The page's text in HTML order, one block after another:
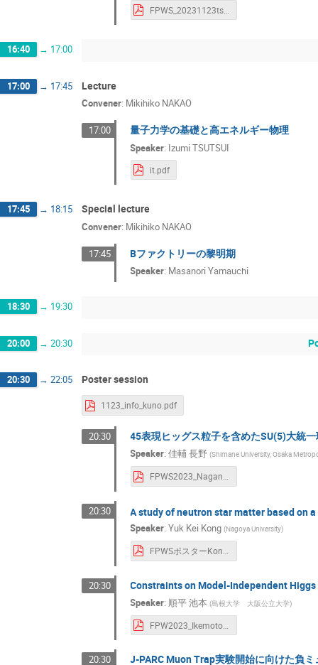
FPWS_20231123tsato.pdf
16:40 → 17:00
17:00 → 17:45 Lecture
Convener: Mikihiko NAKAO
17:00 量子力学の基礎と高エネルギー物理
Speaker: Izumi TSUTSUI
it.pdf
17:45 → 18:15 Special lecture
Convener: Mikihiko NAKAO
17:45 Bファクトリーの黎明期
Speaker: Masanori Yamauchi
18:30 → 19:30
20:00 → 20:30
20:30 → 22:05 Poster session
1123_info_kuno.pdf
20:30 45表現ヒッグス粒子を含めたSU(5)大統
Speaker:佳輔 長野 (Shimane University, Osaka
FPWS2023_Nagano.pdf
20:30 A study of neutron star matter based on
Speaker:Yuk Kei Kong (Nagoya University)
20:30 Constraints on Model-Independent
Speaker: 順平 池本 (島根大学 大阪公立大学)
FPW2023_Ikemoto.pdf
20:30 J-PARC Muon Trap実験開始に向けた負